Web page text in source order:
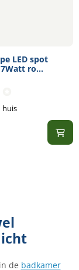
LED spot
ro...
huis
de badkamer